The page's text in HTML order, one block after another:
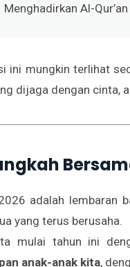
Menghadirkan Al-
ini mungkin terlihat
dijaga dengan cinta,
adalah lembaran
yang terus berusaha.
mulai tahun ini
anak-anak kita,